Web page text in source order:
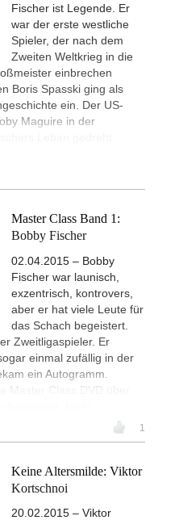
Fischer ist Legende. Er
war der erste westliche
Spieler, der nach dem
Zweiten Weltkrieg in die
einbrechen
Boris Spasski ging als
ein. Der US-
Maguire in der
Master Class Band 1:
Bobby Fischer
02.04.2015 – Bobby
Fischer war launisch,
exzentrisch, kontrovers,
aber er hat viele Leute für
das Schach begeistert.
Zweitligaspieler. Er
einmal zufällig in der
ein Autogramm.
Master Class DVD über
1
Keine Altersmilde: Viktor
Kortschnoi
20.02.2015 – Viktor